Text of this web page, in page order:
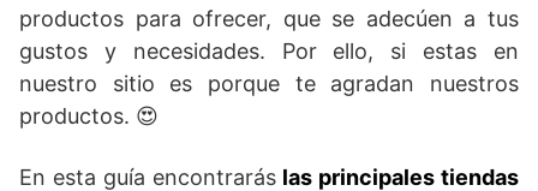
productos para ofrecer, que se adecúen a tus
gustos y necesidades. Por ello, si estas en
nuestro sitio es porque te agradan nuestros
productos. 😍​
En esta guía encontrarás las principales tiendas